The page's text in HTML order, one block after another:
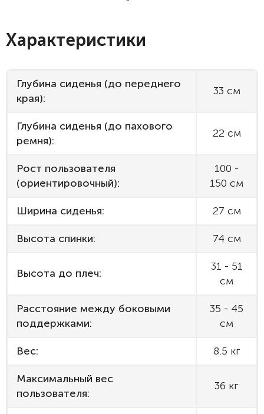
Характеристики
Глубина сиденья (до переднего
края):
33 см
Глубина сиденья (до пахового
ремня):
22 см
Рост пользователя
(ориентировочный):
100 -
150 см
Ширина сиденья: 27 см
Высота спинки: 74 см
Высота до плеч:
31 - 51
см
Расстояние между боковыми
поддержками:
35 - 45
см
Вес: 8.5 кг
Максимальный вес
пользователя:
36 кг